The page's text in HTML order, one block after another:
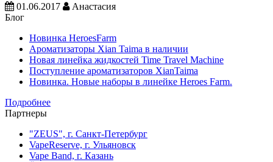
01.06.2017
Анастасия
Блог
Новинка HeroesFarm
Ароматизаторы Xian Taima в наличии
Новая линейка жидкостей Time Travel Machine
Поступление ароматизаторов XianTaima
Новинка. Новые наборы в линейке Heroes Farm.
Подробнее
Партнеры
"ZEUS", г. Санкт-Петербург
VapeReserve, г. Ульяновск
Vape Band, г. Казань